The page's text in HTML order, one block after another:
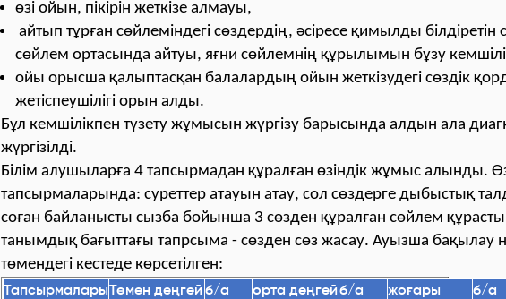
өзі ойын, пікірін жеткізе алмауы,
айтып тұрған сөйлеміндегі сөздердің, әсіресе қимылды білдіретін
сөйлем ортасында айтуы, яғни сөйлемнің құрылымын бұзу
ойы орысша қалыптасқан балалардың ойын жеткізудегі сөздік
жетіспеушілігі орын алды.
Бұл кемшілікпен түзету жұмысын жүргізу барысында алдын ала
жүргізілді.
Білім алушыларға 4 тапсырмадан құралған өзіндік жұмыс алынды.
тапсырмаларында: суреттер атауын атау, сол сөздерге дыбыстық
соған байланысты сызба бойынша 3 сөзден құралған сөйлем
танымдық бағыттағы тапрсыма - сөзден сөз жасау. Ауызша бақылау
төмендегі кестеде көрсетілген:
ТапсырмаларыТөмен деңгей б/а
орта деңгейб/а
жоғары
б/а